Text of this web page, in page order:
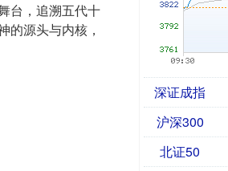
台，追溯五代十
的源头与内核，
深证成指
沪深300
北证50